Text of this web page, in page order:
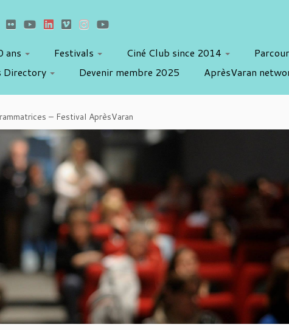
ans Festivals Ciné Club since 2014
Directory
Devenir membre 2025 AprèsVaran
– Festival AprèsVaran